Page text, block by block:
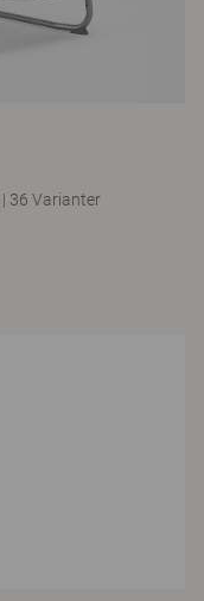
| 36 Varianter